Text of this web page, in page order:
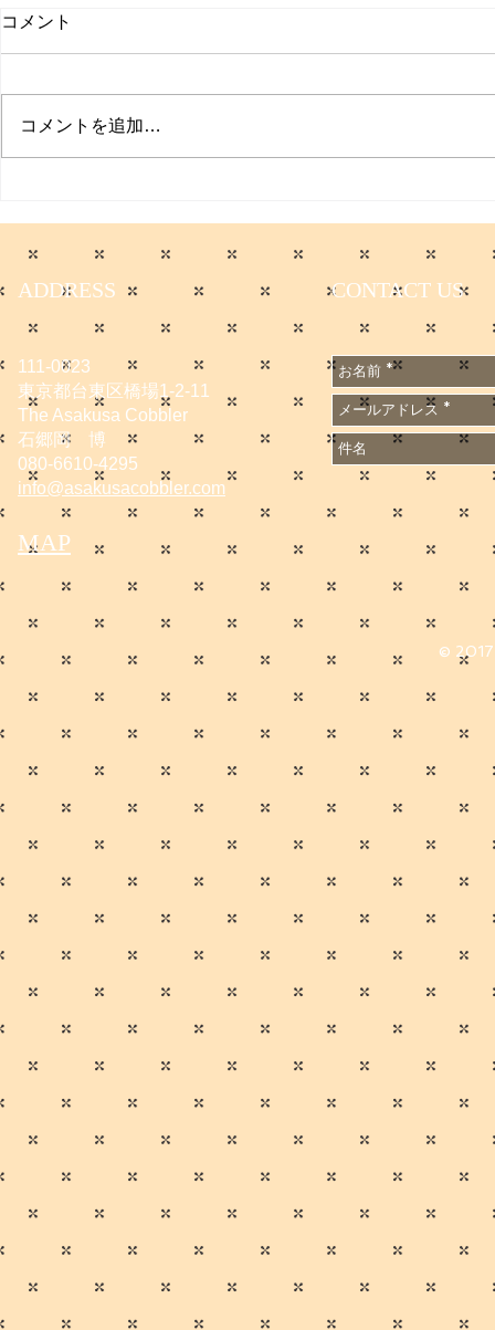
プクイチ
コメント
コメントを追加…
ADDRESS CONTACT US
111-0023
東京都台東区橋場1-2-11
The Asakusa Cobbler
石郷岡 博
080-6610-4295
info@asakusacobbler.com
MAP
© 2017